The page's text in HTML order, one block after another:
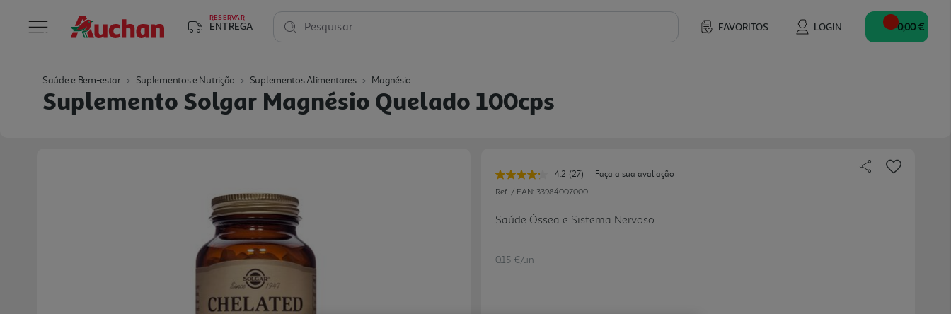
RESERVAR
ENTREGA FAVORITOS LOGIN
Pesquisar 0,00 €
Saúde e Bem-estar Suplementos e Nutrição Suplementos Alimentares Magnésio
Suplemento Solgar Magnésio Quelado 100cps
4.2 Leu
27
Link
para
(27)
Faça a sua avaliação
Ref. / EAN: 33984007000
Saúde Óssea e Sistema Nervoso
0.15 €/un